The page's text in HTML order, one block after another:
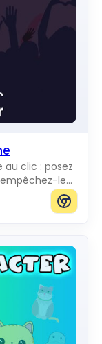
au clic : posez
le